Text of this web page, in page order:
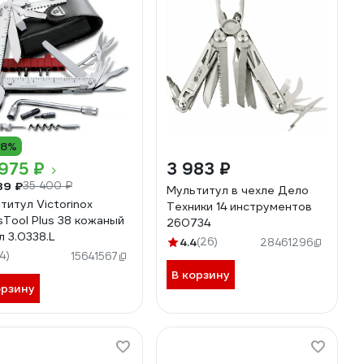
₽
₽35 400 ₽
Victorinox
Plus 38 кожаный
3.0338.L
15641567
3 983 ₽
Мультитул в чехле Дело
Техники 14 инструментов
260734
4.4(26) 28461296
В корзину